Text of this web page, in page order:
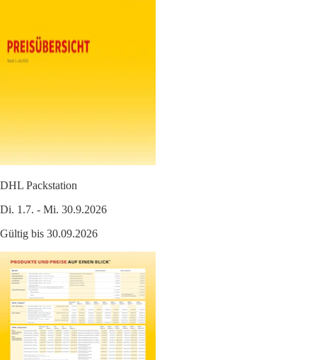
DHL Packstation
Di. 1.7. - Mi. 30.9.2026
Gültig bis 30.09.2026